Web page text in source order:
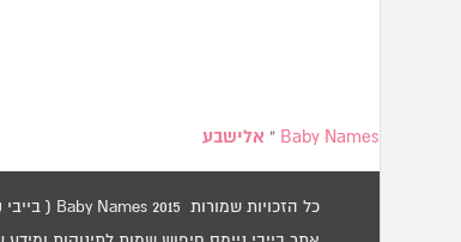
Baby Names
» אלישבע
כל הזכויות שמורות 2015 Baby Names ( בייבי ניימס ) - מאגר שמות לתינוקות / שמות לילדים.